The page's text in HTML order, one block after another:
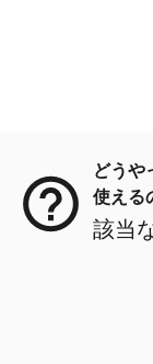
どうや
使える
該当